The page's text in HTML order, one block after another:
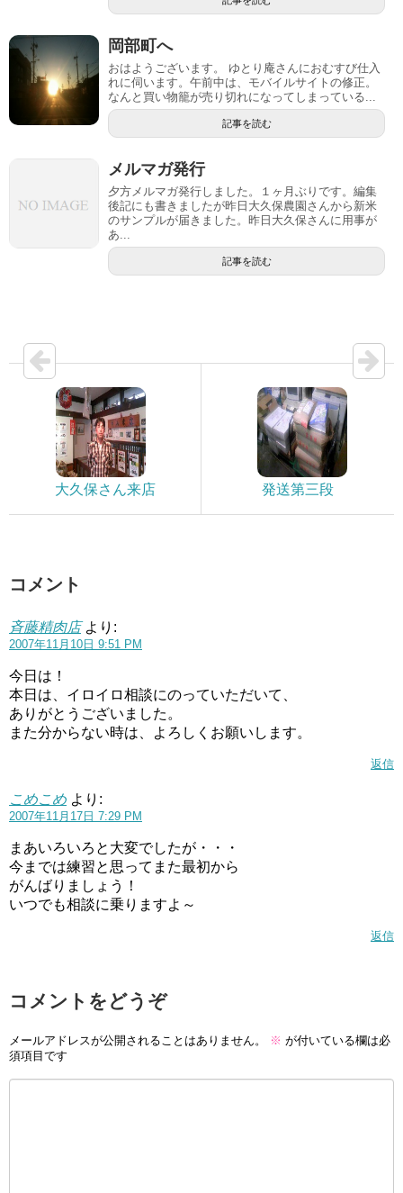
岡部町へ
おはようございます。 ゆとり庵さんにおむすび仕入
れに伺います。午前中は、モバイルサイトの修正。
なんと買い物籠が売り切れになってしまっている...
記事を読む
メルマガ発行
夕方メルマガ発行しました。１ヶ月ぶりです。編集
後記にも書きましたが昨日大久保農園さんから新米
のサンプルが届きました。昨日大久保さんに用事が
あ...
記事を読む
大久保さん来店 発送第三段
コメント
斉藤精肉店 より:
2007年11月10日 9:51 PM
今日は！
本日は、イロイロ相談にのっていただいて、
ありがとうございました。
また分からない時は、よろしくお願いします。
返信
こめこめ より:
2007年11月17日 7:29 PM
まあいろいろと大変でしたが・・・
今までは練習と思ってまた最初から
がんばりましょう！
いつでも相談に乗りますよ～
返信
コメントをどうぞ
メールアドレスが公開されることはありません。 ※ が付いている欄は必
須項目です